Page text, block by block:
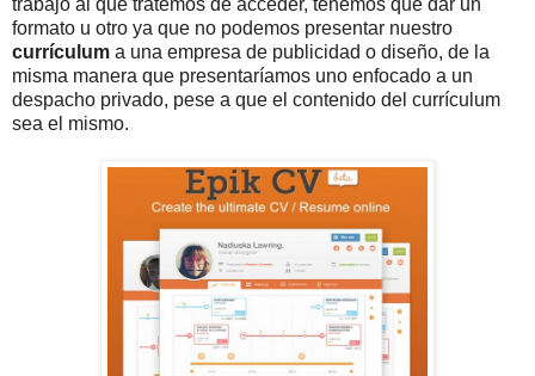
formato u otro ya que no podemos presentar nuestro
currículum a una empresa de publicidad o diseño, de la
misma manera que presentaríamos uno enfocado a un
despacho privado, pese a que el contenido del currículum
sea el mismo.